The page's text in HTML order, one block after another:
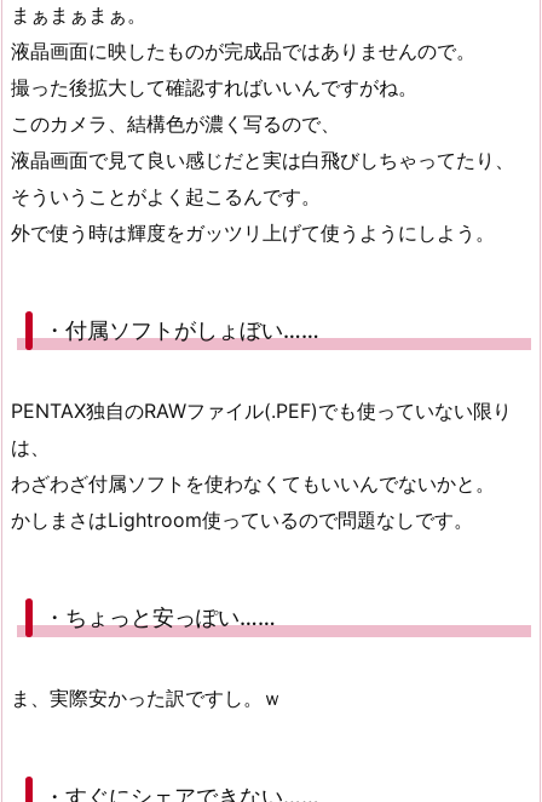
まぁまぁまぁ。
液晶画面に映したものが完成品ではありませんので。
撮った後拡大して確認すればいいんですがね。
このカメラ、結構色が濃く写るので、
液晶画面で見て良い感じだと実は白飛びしちゃってたり、
そういうことがよく起こるんです。
外で使う時は輝度をガッツリ上げて使うようにしよう。
・付属ソフトがしょぼい……
PENTAX独自のRAWファイル(.PEF)でも使っていない限り
は、
わざわざ付属ソフトを使わなくてもいいんでないかと。
かしまさはLightroom使っているので問題なしです。
・ちょっと安っぽい……
ま、実際安かった訳ですし。ｗ
・すぐにシェアできない……